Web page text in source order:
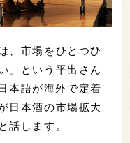
、市場をひとつひ
」という平出さん
本語が海外で定着
日本酒の市場拡大
話します。